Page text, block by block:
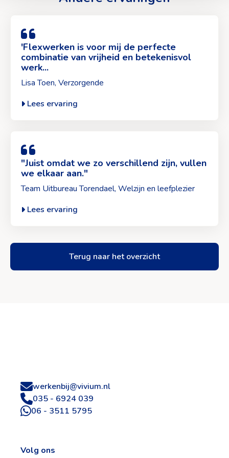
ervaring
van
Lisa
Toen>
'Flexwerken is voor mij de perfecte
combinatie van vrijheid en betekenisvol
werk...
Lisa Toen, Verzorgende
Lees ervaring
ervaring
van
Team
Uitbureau
"Juist omdat we zo verschillend zijn, vullen
we elkaar aan."
Team Uitbureau Torendael, Welzijn en leefplezier
Lees ervaring
Terug naar het overzicht
werkenbij@vivium.nl
035 - 6924 039
06 - 3511 5795
Volg ons